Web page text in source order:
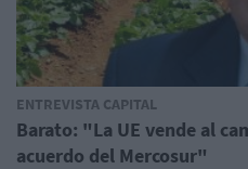
ENTREVISTA CAPITAL
Barato: "La UE vende al
acuerdo del Mercosur"